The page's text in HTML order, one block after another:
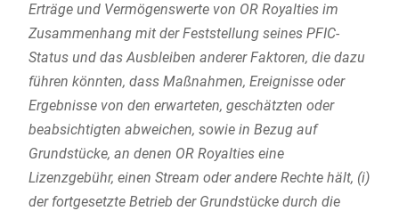
Erträge und Vermögenswerte von OR Royalties im
Zusammenhang mit der Feststellung seines PFIC-
Status und das Ausbleiben anderer Faktoren, die dazu
führen könnten, dass Maßnahmen, Ereignisse oder
Ergebnisse von den erwarteten, geschätzten oder
beabsichtigten abweichen, sowie in Bezug auf
Grundstücke, an denen OR Royalties eine
Lizenzgebühr, einen Stream oder andere Rechte hält, (i)
der fortgesetzte Betrieb der Grundstücke durch die